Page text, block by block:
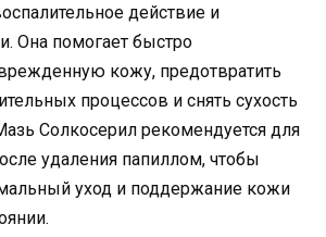
действие и
Она помогает быстро
кожу, предотвратить
процессов и снять сухость
Солкосерил рекомендуется для
удаления папиллом, чтобы
уход и поддержание кожи